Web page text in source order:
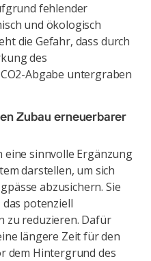
fehlender
und ökologisch
die Gefahr, dass durch
des
Abgabe untergraben
Zubau erneuerbarer
eine sinnvolle Ergänzung
darstellen, um sich
abzusichern. Sie
potenziell
zu reduzieren. Dafür
längere Zeit für den
dem Hintergrund des